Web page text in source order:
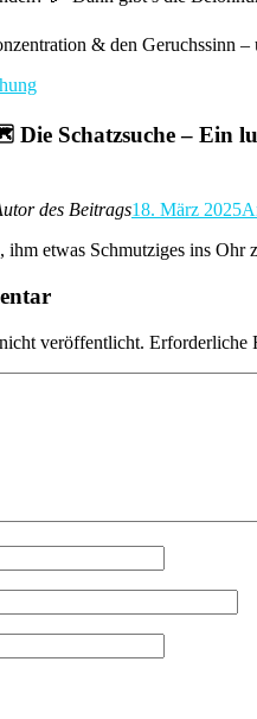
& den Geruchssinn
Schatzsuche – Ein
des Beitrags18. März 2025
ihm etwas Schmutziges ins
veröffentlicht. Erforderliche